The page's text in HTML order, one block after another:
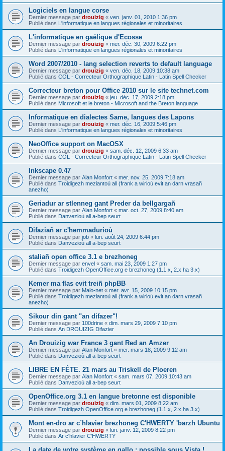
Logiciels en langue corse
Dernier message par drouizig « ven. janv. 01, 2010 1:36 pm
Publié dans L'informatique en langues régionales et minoritaires
L'informatique en gaélique d'Ecosse
Dernier message par drouizig « mer. déc. 30, 2009 6:22 pm
Publié dans L'informatique en langues régionales et minoritaires
Word 2007/2010 - lang selection reverts to default language
Dernier message par drouizig « ven. déc. 18, 2009 10:38 am
Publié dans COL - Correcteur Orthographique Latin - Latin Spell Checker
Correcteur breton pour Office 2010 sur le site technet.com
Dernier message par drouizig « jeu. déc. 17, 2009 2:18 pm
Publié dans Microsoft et le breton - Microsoft and the Breton language
Informatique en dialectes Same, langues des Lapons
Dernier message par drouizig « mer. déc. 16, 2009 5:46 pm
Publié dans L'informatique en langues régionales et minoritaires
NeoOffice support on MacOSX
Dernier message par drouizig « sam. déc. 12, 2009 6:33 am
Publié dans COL - Correcteur Orthographique Latin - Latin Spell Checker
Inkscape 0.47
Dernier message par Alan Monfort « mer. nov. 25, 2009 7:18 am
Publié dans Troidigezh meziantoù all (frank a wirioù evit an darn vrasañ
anezho)
Geriadur ar stlenneg gant Preder da bellgargañ
Dernier message par Alan Monfort « mar. oct. 27, 2009 8:40 am
Publié dans Danvezioù all a-bep seurt
Difaziañ ar c'hemmadurioù
Dernier message par job « lun. août 24, 2009 6:44 pm
Publié dans Danvezioù all a-bep seurt
staliañ open office 3.1 e brezhoneg
Dernier message par envel « sam. mai 23, 2009 1:27 pm
Publié dans Troidigezh OpenOffice.org e brezhoneg (1.1.x, 2.x ha 3.x)
Kemer ma flas evit treiñ phpBB
Dernier message par Malo-net « mer. avr. 15, 2009 10:15 pm
Publié dans Troidigezh meziantoù all (frank a wirioù evit an darn vrasañ
anezho)
Sikour din gant "an difazer"!
Dernier message par 100drine « dim. mars 29, 2009 7:10 pm
Publié dans An DROUIZIG Difazier
An Drouizig war France 3 gant Red an Amzer
Dernier message par Alan Monfort « mer. mars 18, 2009 9:12 am
Publié dans Danvezioù all a-bep seurt
LIBRE EN FÊTE. 21 mars au Triskell de Ploeren
Dernier message par Alan Monfort « sam. mars 07, 2009 10:43 am
Publié dans Danvezioù all a-bep seurt
OpenOffice.org 3.1 en langue bretonne est disponible
Dernier message par drouizig « dim. mars 01, 2009 8:22 am
Publié dans Troidigezh OpenOffice.org e brezhoneg (1.1.x, 2.x ha 3.x)
Mont en-dro ar c´hlavier brezhoneg C'HWERTY 'barzh Ubuntu
Dernier message par drouizig « lun. janv. 12, 2009 8:22 pm
Publié dans Ar c'hlavier C'HWERTY
La date de votre système en gallo : possible sous Vista !